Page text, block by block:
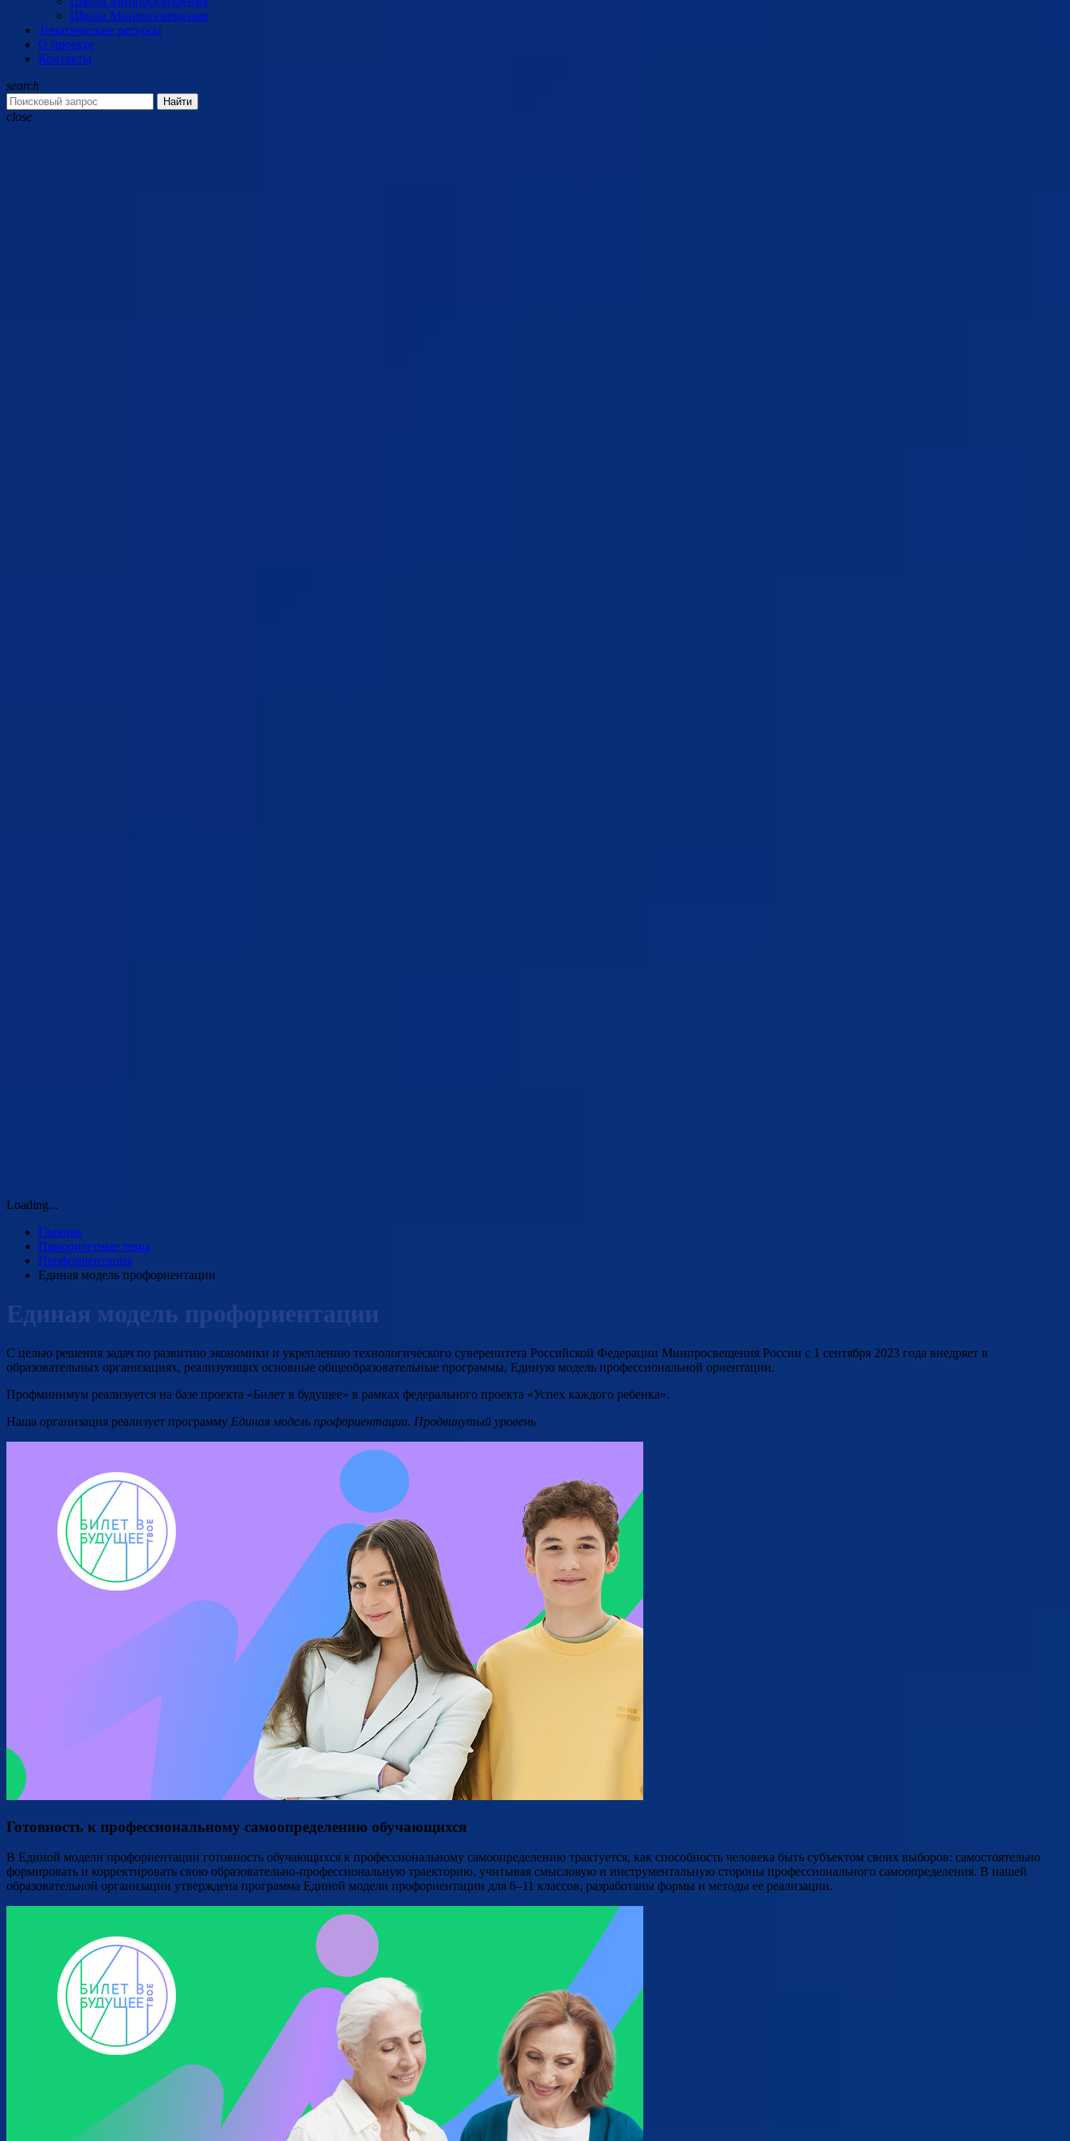
Школа Минпросвещения
Тематические ресурсы
О проекте
Контакты
search
Найти
close
Loading...
Главная
Приоритетные темы
Профориентация
Единая модель профориентации
Единая модель профориентации
С целью решения задач по развитию экономики и укреплению технологического суверенитета Российской Федерации Минпросвещения России с 1 сентября 2023 года внедряет в
образовательных организациях, реализующих основные общеобразовательные программы, Единую модель профессиональной ориентации.
Профминимум реализуется на базе проекта «Билет в будущее» в рамках федерального проекта «Успех каждого ребенка».
Наша организация реализует программу Единая модель профориентации. Продвинутый уровень
Готовность к профессиональному самоопределению обучающихся
В Единой модели профориентации готовность обучающихся к профессиональному самоопределению трактуется, как способность человека быть субъектом своих выборов: самостоятельно
формировать и корректировать свою образовательно-профессиональную траекторию, учитывая смысловую и инструментальную стороны профессионального самоопределения. В нашей
образовательной организации утверждена программа Единой модели профориентации для 6–11 классов, разработаны формы и методы ее реализации.